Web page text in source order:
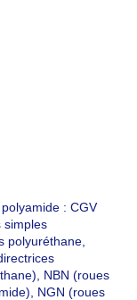
: CGV
simples
polyuréthane,
NBN (roues
NGN (roues